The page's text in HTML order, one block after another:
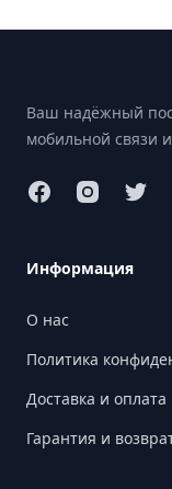
Ваш надёжный
мобильной связи
Информация
О нас
Политика
Доставка и оплата
Гарантия и